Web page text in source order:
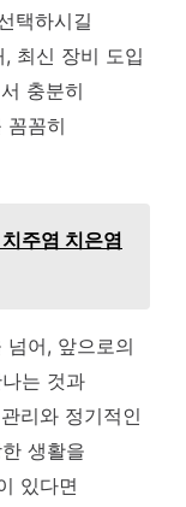
택하시길
최신 장비 도입
충분히
꼼꼼히
주염 치은염
어, 앞으로의
는 것과
리와 정기적인
생활을
있다면